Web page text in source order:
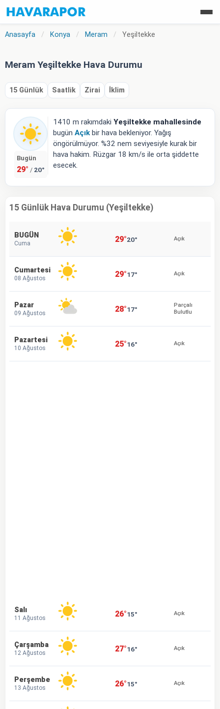
Anasayfa / Konya / Meram / Yeşiltekke
Meram Yeşiltekke Hava Durumu
15 Günlük Saatlik Zirai İklim
Bugün
29° / 20°
1410 m rakımdaki Yeşiltekke mahallesinde
bugün Açıkbir hava bekleniyor. Yağış
öngörülmüyor. %32 nem seviyesiyle kurak bir
hava hakim. Rüzgar 18 km/s ile orta şiddette
esecek.
15 Günlük Hava Durumu (Yeşiltekke)
BUGÜN
Cuma 29°20° Açık
Cumartesi
08 Ağustos 29°17° Açık
Pazar
09 Ağustos 28°17°
Parçalı
Bulutlu
Pazartesi
10 Ağustos 25°16° Açık
Salı
11 Ağustos 26°15° Açık
Çarşamba
12 Ağustos 27°16° Açık
Perşembe
13 Ağustos 26°15° Açık